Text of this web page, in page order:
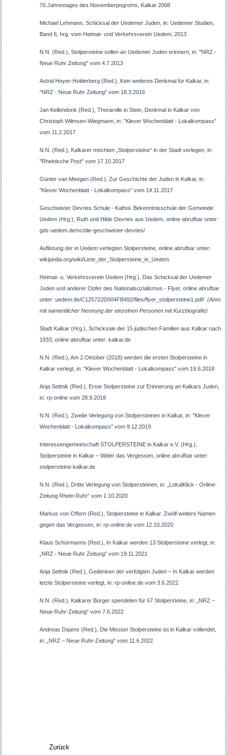
70.Jahrestages des Novemberpogroms, Kalkar 2008
Michael Lehmann, Schicksal der Uedemer Juden, in: Uedemer Studien,
Band 6, hrg. vom Heimat- und Verkehrsverein Uedem, 2013
N.N. (Red.), Stolpersteine sollen an Uedemer Juden erinnern, in: "NRZ -
Neue Ruhr Zeitung" vom 4.7.2013
Astrid Hoyer-Holderberg (Red.), Kein weiteres Denkmal für Kalkar, in:
"NRZ - Neue Ruhr Zeitung" vom 18.3.2016
Jan Kellendonk (Red.), Thorarolle in Stein, Denkmal in Kalkar von
Christoph Wilmsen-Wiegmann, in: "Klever Wochenblatt - Lokalkompass"
vom 11.2.2017
N.N. (Red.), Kalkarer möchten „Stolpersteine“ in der Stadt verlegen, in:
"Rheinische Post" vom 17.10.2017
Günter van Meegen (Red.), Zur Geschichte der Juden in Kalkar, in:
"Klever Wochenblatt - Lokalkompass" vom 14.11.2017
Geschwister Devries Schule - Kathol. Bekenntnisschule der Gemeinde
Uedem (Hrg.), Ruth und Hilde Devries aus Uedem, online abrufbar unter:
gds-uedem.de/nc/die-geschwister-devries/
Auflistung der in Uedem verlegten Stolpersteine, online abrufbar unter:
wikipedia.org/wiki/Liste_der_Stolpersteine_in_Uedem
Heimat- u. Verkehrsverein Uedem (Hrg.), Das Schicksal der Uedemer
Juden und anderer Opfer des Nationalsozialismus - Flyer, online abrufbar
unter: uedem.de/C125722D004FB492/files/flyer_stolpersteine1.pdf/ (Anm.
mit namentlicher Nennung der einzelnen Personen mit Kurzbiografie)
Stadt Kalkar (Hrg.), Schicksale der 15 jüdischen Familien aus Kalkar nach
1933, online abrufbar unter: kalkar.de
N.N. (Red.), Am 2.Oktober (2018) werden die ersten Stolpersteine in
Kalkar verlegt, in: "Klever Wochenblatt - Lokalkompass"vom 19.6.2018
Anja Settnik (Red.), Erste Stolpersteine zur Erinnerung an Kalkars Juden,
in: rp-online vom 28.9.2018
N.N. (Red.), Zweite Verlegung von Stolpersteinen in Kalkar, in: "Klever
Wochenblatt - Lokalkompass" vom 9.12.2019
Interessengemeinschaft STOLPERSTEINE in Kalkar e.V. (Hrg.),
Stolpersteine in Kalkar – Wider das Vergessen, online abrufbar unter:
stolpersteine-kalkar.de
N.N. (Red.), Dritte Verlegung von Stolpersteinen, in: „LokalKlick - Online-
Zeitung Rhein-Ruhr“ vom 1.10.2020
Markus von Offern (Red.), Stolpersteine in Kalkar. Zwölf weitere Namen
gegen das Vergessen, in: rp-online.de vom 12.10.2020
Klaus Schürmanns (Red.), In Kalkar werden 13 Stolpersteine verlegt, in:
„NRZ - Neue Ruhr Zeitung" vom 19.11.2021
Anja Settnik (Red.), Gedenken der verfolgten Juden – In Kalkar werden
letzte Stolpersteine verlegt, in: rp-online.de vom 3.6.2022
N.N. (Red.), Kalkarer Bürger spendeten für 67 Stolpersteine, in: „NRZ –
Neue Ruhr-Zeitung“ vom 7.6.2022
Andreas Daams (Red.), Die Mission Stolpersteine ist in Kalkar vollendet,
in: „NRZ – Neue Ruhr-Zeitung“ vom 11.6.2022
Zurück